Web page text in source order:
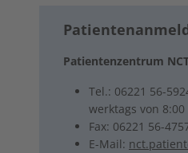
Patientenzentrum
Tel.: 06221 56-
werktags von
Fax: 06221 56-
E-Mail: